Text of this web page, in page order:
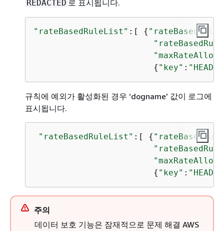
REDACTED 로 표시됩니다.
"rateBasedRuleList" :[ {
{ "key" :
규칙에 예외가 활성화된 경우 ‘dogname’ 값이 로그에
표시됩니다.
"rateBasedRuleList" :[ {
{ "key" :
주의
데이터 보호 기능은 잠재적으로 문제 해결 AWS